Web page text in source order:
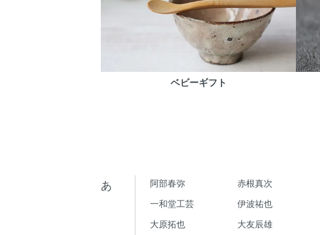
ベビーギフト
あ 阿部春弥 赤根真次
一和堂工芸
伊波祐也
大原拓也
大友辰雄